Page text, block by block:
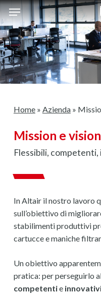
Skip
to
main
content
Menu
Home» Azienda»
Mission e vision
Flessibili,
In Altair il nostro lavoro
sull’obiettivo di
stabilimenti produttivi
cartucce e maniche
Un obiettivo
pratica: per perseguirlo
competentie